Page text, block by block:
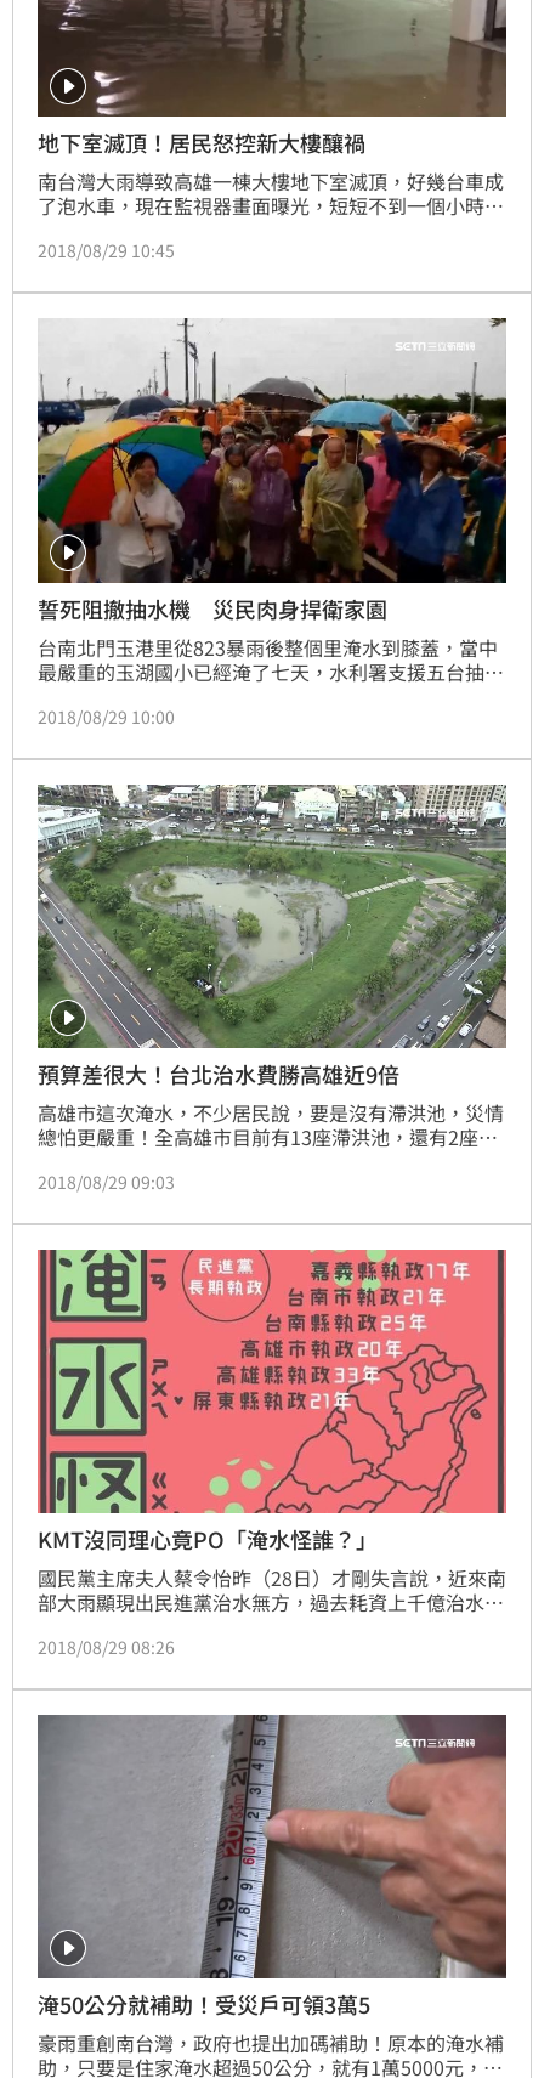
地下室滅頂！居民怒控新大樓釀禍
南台灣大雨導致高雄一棟大樓地下室滅頂，好幾台車成
了泡水車，現在監視器畫面曝光，短短不到一個小時外
開出來，但有3台轎車、20多台機車卻來不及逃難通通
為蓋了大樓還鋪了水泥地，造成水引不進去，怒批根本
就是罪魁禍首。
2018/08/29 10:45
誓死阻撤抽水機 災民肉身捍衛家園
台南北門玉港里從823暴雨後整個里淹水到膝蓋，當中
最嚴重的玉湖國小已經淹了七天，水利署支援五台抽水
衝到抽水機前阻擋吊車吊走抽水機，里長說當地有五台
都要守住這些抽水機，守護民眾生命安全！
2018/08/29 10:00
預算差很大！台北治水費勝高雄近9倍
高雄市這次淹水，不少居民說，要是沒有滯洪池，災情
總怕更嚴重！全高雄市目前有13座滯洪池，還有2座年
台北市的1114億元，幾乎只有10分之1；以防洪標準來
200年，根本不能比。
2018/08/29 09:03
KMT沒同理心竟PO「淹水怪誰？」
國民黨主席夫人蔡令怡昨（28日）才剛失言說，近來南
部大雨顯現出民進黨治水無方，過去耗資上千億治水，
巴，這就是老天有眼。」國民黨臉書竟再度貼出圖文，
誰？」短短不到24小時，湧入超過3千則留言，被網友
轟翻。
2018/08/29 08:26
淹50公分就補助！受災戶可領3萬5
豪雨重創南台灣，政府也提出加碼補助！原本的淹水補
助，只要是住家淹水超過50公分，就有1萬5000元，但